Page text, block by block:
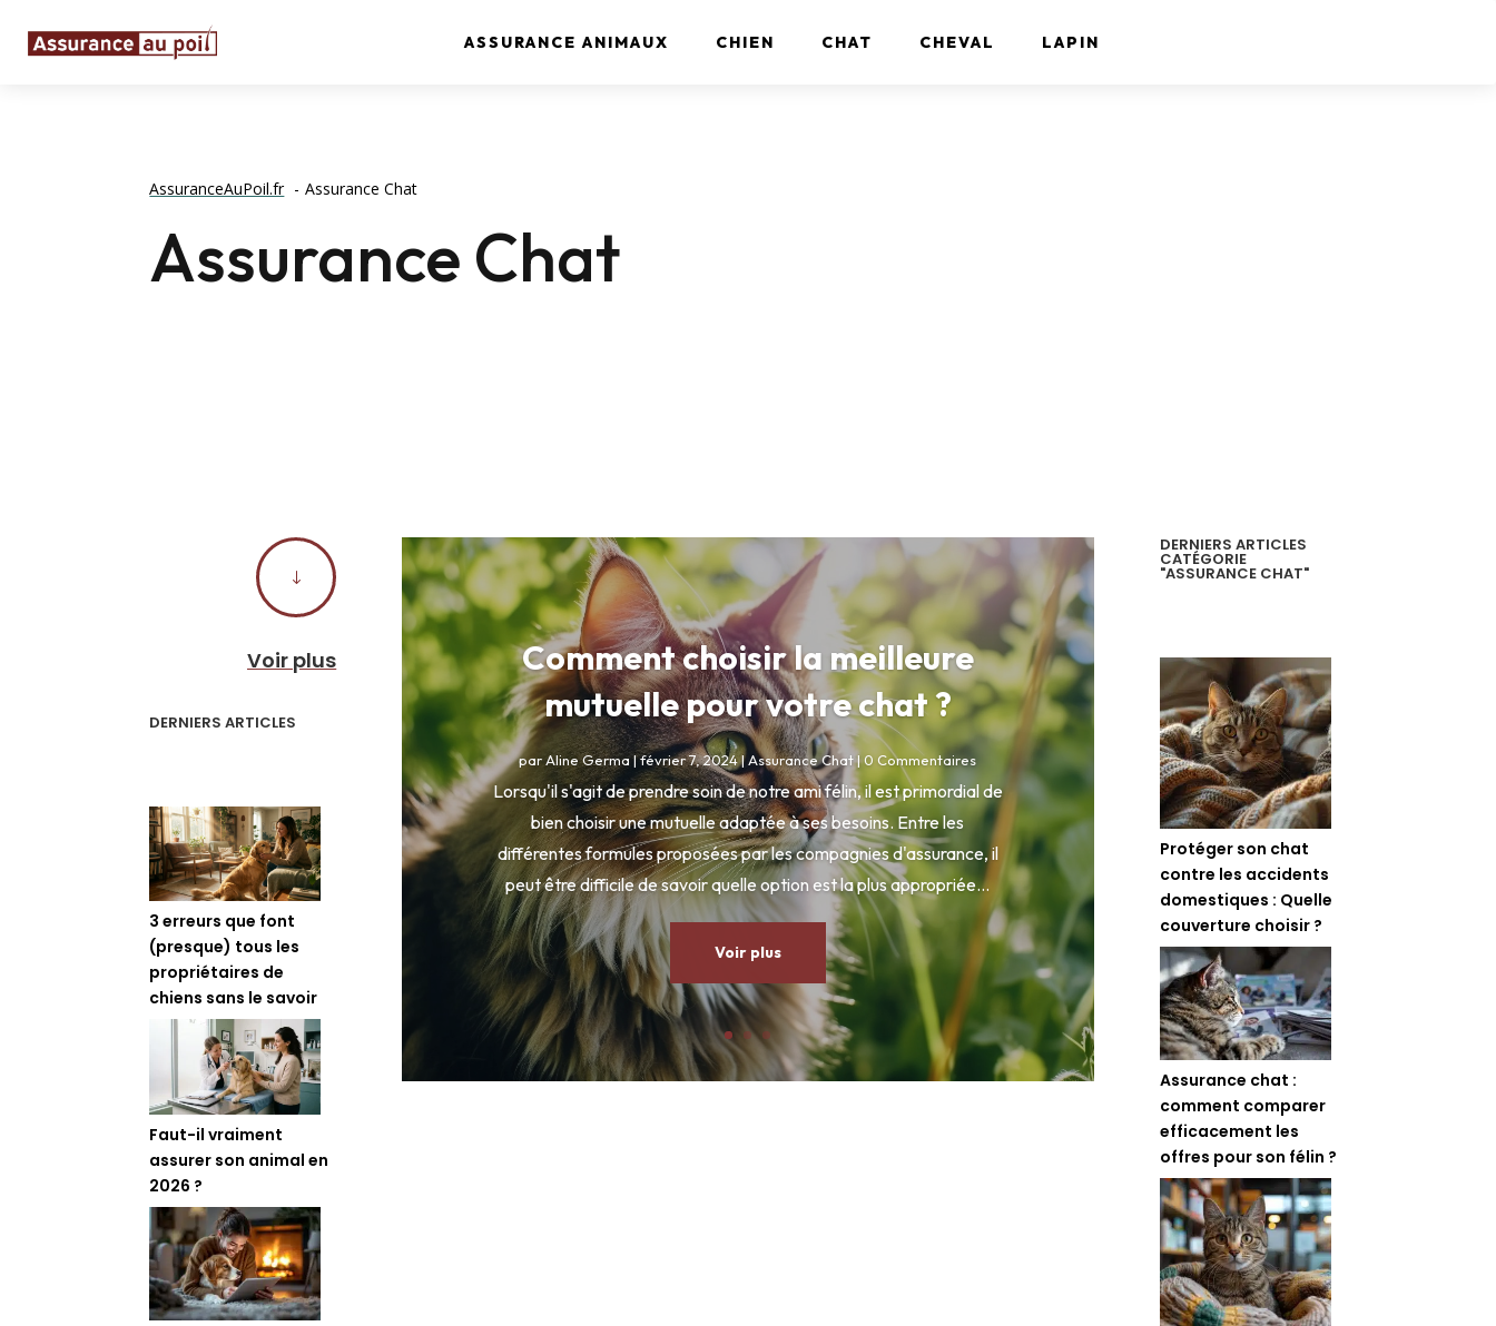
ASSURANCE ANIMAUX CHIEN CHAT CHEVAL LAPIN
AssuranceAuPoil.fr Assurance Chat
Assurance Chat
"
Voir plus
DERNIERS ARTICLES
3 erreurs que font
(presque) tous les
propriétaires de
chiens sans le savoir
Faut-il vraiment
assurer son animal en
2026 ?
Comment choisir la meilleure
mutuelle pour votre chat ?
parAline Germa|février 7, 2024|Assurance Chat| 0 Commentaires
Lorsqu'il s'agit de prendre soin de notre ami félin, il est primordial de
bien choisir une mutuelle adaptée à ses besoins. Entre les
différentes formules proposées par les compagnies d'assurance, il
peut être difficile de savoir quelle option est la plus appropriée...
Voir plus
DERNIERS ARTICLES
CATÉGORIE
"ASSURANCE CHAT"
Protéger son chat
contre les accidents
domestiques : Quelle
couverture choisir ?
Assurance chat :
comment comparer
efficacement les
offres pour son félin ?